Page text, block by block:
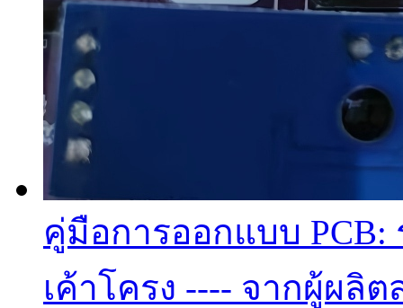
คู่มือการออกแบบ PCB:
เค้าโครง ---- จากผู้ผลิ